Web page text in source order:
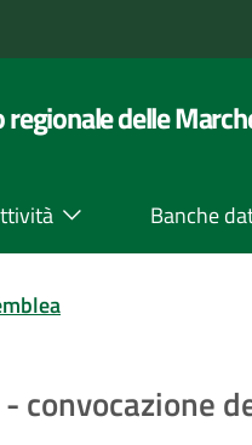
regionale delle
Banche
convocazione